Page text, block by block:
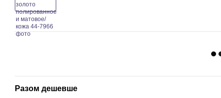
Разом дешевше